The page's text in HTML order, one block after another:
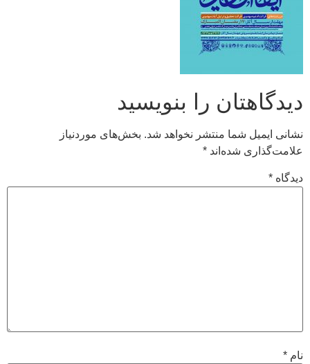
دیدگاهتان را بنویسید
نشانی ایمیل شما منتشر نخواهد شد. بخش‌های موردنیاز
علامت‌گذاری شده‌اند *
دیدگاه *
نام *